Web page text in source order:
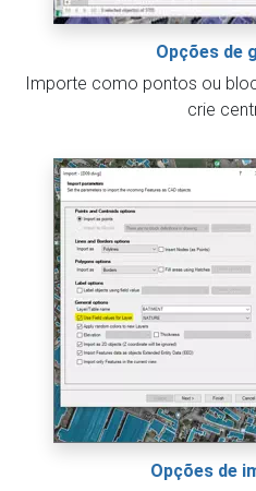
Opções de
Importe como pontos ou
crie
Opções de